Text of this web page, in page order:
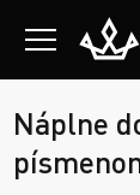
Náplne